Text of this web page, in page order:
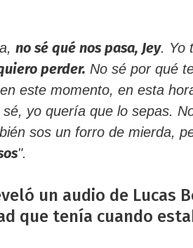
no sé qué nos pasa, Jey. Yo
perder. No sé por qué
este momento, en esta
yo quería que lo sepas.
sos un forro de mierda,
".
un audio de Lucas
que tenía cuando